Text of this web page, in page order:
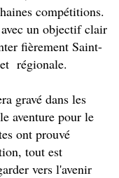
compétitions.
un objectif clair
fièrement Saint-
régionale.
gravé dans les
aventure pour le
ont prouvé
tout est
vers l'avenir